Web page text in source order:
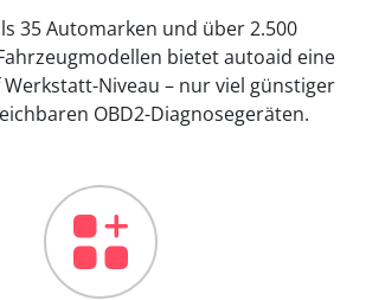
35 Automarken und über 2.500
bietet autoaid eine
Niveau – nur viel günstiger
OBD2-Diagnosegeräten.